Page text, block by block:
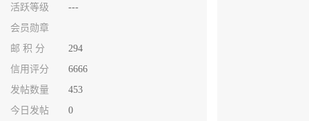
活跃等级
---
会员勋章
邮 积 分
294
信用评分
6666
发帖数量
453
今日发帖
0